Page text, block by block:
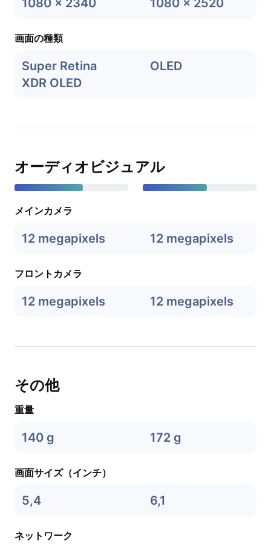
1080 x 2340 1080 x 2520
画面の種類
Super Retina
XDR OLED
OLED
オーディオビジュアル
メインカメラ
12 megapixels 12 megapixels
フロントカメラ
12 megapixels 12 megapixels
その他
重量
140 g 172 g
画面サイズ（インチ）
5,4 6,1
ネットワーク